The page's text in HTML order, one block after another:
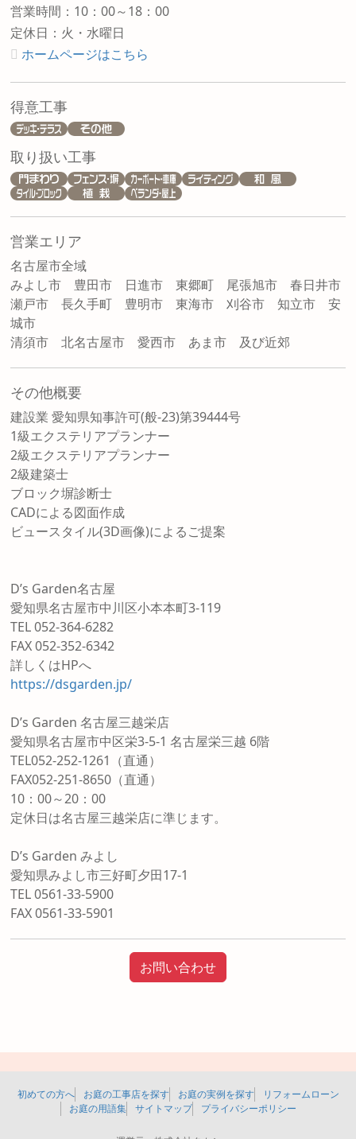
営業時間：10：00～18：00
定休日：火・水曜日
ホームページはこちら
得意工事
取り扱い工事
営業エリア
名古屋市全域
みよし市 豊田市 日進市 東郷町 尾張旭市 春日井市
瀬戸市 長久手町 豊明市 東海市 刈谷市 知立市 安
城市
清須市 北名古屋市 愛西市 あま市 及び近郊
その他概要
建設業 愛知県知事許可(般-23)第39444号
1級エクステリアプランナー
2級エクステリアプランナー
2級建築士
ブロック塀診断士
CADによる図面作成
ビュースタイル(3D画像)によるご提案
D’s Garden名古屋
愛知県名古屋市中川区小本本町3-119
TEL 052-364-6282
FAX 052-352-6342
詳しくはHPへ
https://dsgarden.jp/
D’s Garden 名古屋三越栄店
愛知県名古屋市中区栄3-5-1 名古屋栄三越 6階
TEL052-252-1261（直通）
FAX052-251-8650（直通）
10：00～20：00
定休日は名古屋三越栄店に準じます。
D’s Garden みよし
愛知県みよし市三好町夕田17-1
TEL 0561-33-5900
FAX 0561-33-5901
お問い合わせ
初めての方へ お庭の工事店を探す お庭の実例を探す
リフォームローン
お庭の用語集
サイトマップ プライバシーポリシー